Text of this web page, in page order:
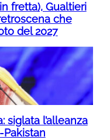
fretta), Gualtieri
che
del 2027
siglata l’alleanza
Pakistan